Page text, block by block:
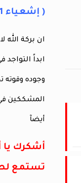
( إشعياء 10:41-11)
ان بركة
ابداً
وجوده وقوته
المشككين
أيضآ
أشكرك يا
تستمع